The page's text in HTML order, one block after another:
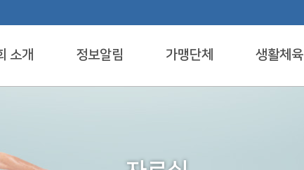
소개 정보알림 가맹단체 생활체육